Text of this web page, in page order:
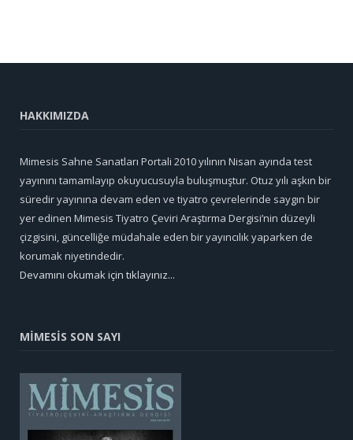
HAKKIMIZDA
Mimesis Sahne Sanatları Portali 2010 yılının Nisan ayında test
yayınını tamamlayıp okuyucusuyla buluşmuştur. Otuz yılı aşkın bir
süredir yayınına devam eden ve tiyatro çevrelerinde saygın bir
yer edinen Mimesis Tiyatro Çeviri Araştırma Dergisi’nin düzeyli
çizgisini, güncelliğe müdahale eden bir yayıncılık yaparken de
korumak niyetindedir.
Devamını okumak için tıklayınız...
MİMESİS SON SAYI